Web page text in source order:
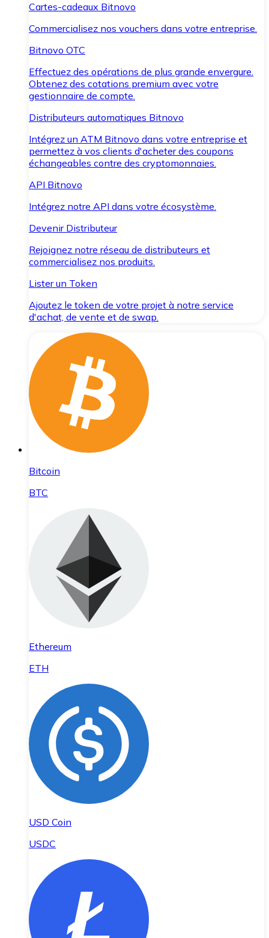
Cartes-cadeaux Bitnovo
Commercialisez nos vouchers dans votre entreprise.
Bitnovo OTC
Effectuez des opérations de plus grande envergure.
Obtenez des cotations premium avec votre
gestionnaire de compte.
Distributeurs automatiques Bitnovo
Intégrez un ATM Bitnovo dans votre entreprise et
permettez à vos clients d'acheter des coupons
échangeables contre des cryptomonnaies.
API Bitnovo
Intégrez notre API dans votre écosystème.
Devenir Distributeur
Rejoignez notre réseau de distributeurs et
commercialisez nos produits.
Lister un Token
Ajoutez le token de votre projet à notre service
d'achat, de vente et de swap.
Bitcoin
BTC
Ethereum
ETH
USD Coin
USDC